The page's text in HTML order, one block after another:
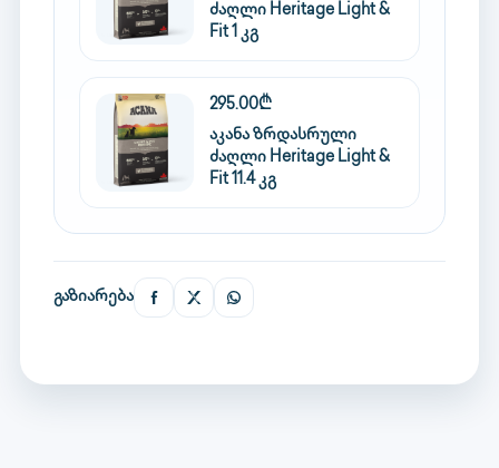
ძაღლი Heritage Light &
Fit 1 კგ
295.00₾
აკანა ზრდასრული
ძაღლი Heritage Light &
Fit 11.4 კგ
გაზიარება